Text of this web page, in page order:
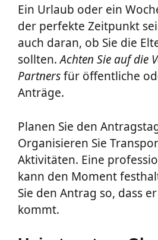
Ein Urlaub oder ein
der perfekte Zeitpunkt
auch daran, ob Sie die
sollten.Achten Sie auf die
Partnersfür öffentliche
Anträge.
Planen Sie den
Organisieren Sie
Aktivitäten. Eine
kann den Moment
Sie den Antrag so, dass
kommt.